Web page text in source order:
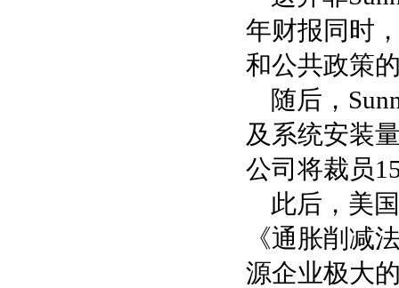
年财报同时
和公共政策
随后，
及系统安装
公司将裁员
此后，美
《通胀削减
源企业极大